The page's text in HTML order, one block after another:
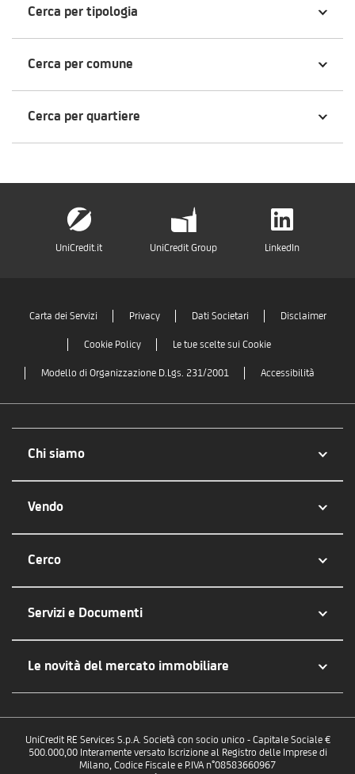
Cerca per tipologia
Cerca per comune
Cerca per quartiere
UniCredit.it UniCredit Group LinkedIn
Carta dei Servizi Privacy Dati Societari Disclaimer
Cookie Policy Le tue scelte sui Cookie
Modello di Organizzazione D.Lgs. 231/2001 Accessibilità
Chi siamo
Vendo
Cerco
Servizi e Documenti
Le novità del mercato immobiliare
UniCredit RE Services S.p.A. Società con socio unico - Capitale Sociale €
500.000,00 Interamente versato Iscrizione al Registro delle Imprese di
Milano, Codice Fiscale e P.IVA n°08583660967